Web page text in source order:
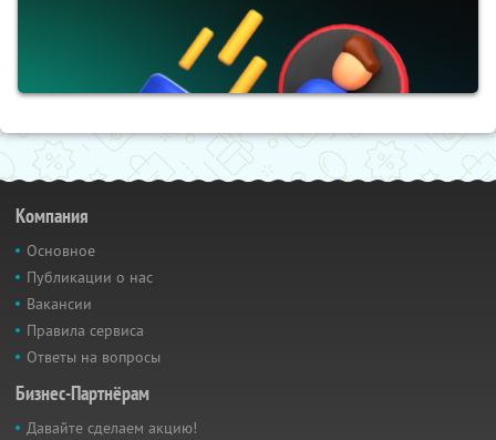
Компания
Основное
Публикации о нас
Вакансии
Правила сервиса
Ответы на вопросы
Бизнес-Партнёрам
Давайте сделаем акцию!